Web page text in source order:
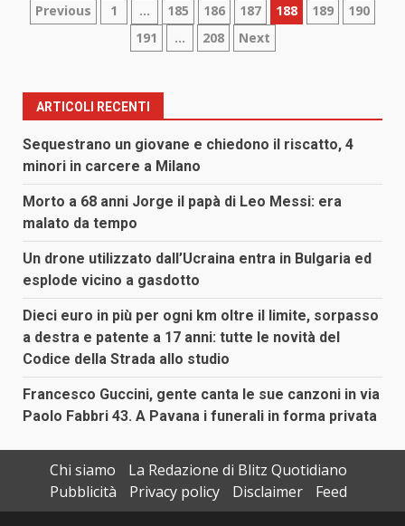
Paginazione
articoli
Previous 1 … 185 186 187 188 189
190
191
… 208 Next
ARTICOLI RECENTI
Sequestrano un giovane e chiedono il riscatto, 4
minori in carcere a Milano
Morto a 68 anni Jorge il papà di Leo Messi: era
malato da tempo
Un drone utilizzato dall’Ucraina entra in Bulgaria ed
esplode vicino a gasdotto
Dieci euro in più per ogni km oltre il limite, sorpasso
a destra e patente a 17 anni: tutte le novità del
Codice della Strada allo studio
Francesco Guccini, gente canta le sue canzoni in via
Paolo Fabbri 43. A Pavana i funerali in forma privata
Chi siamo
La Redazione di Blitz Quotidiano
Pubblicità
Privacy policy Disclaimer
Feed